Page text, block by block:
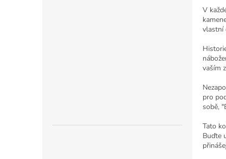
V
vlastní
vaším
pro
sobě,
Tato
Buďte